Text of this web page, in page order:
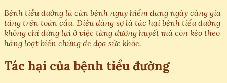
Bệnh tiểu đường là căn bệnh nguy hiểm đang ngày càng gia
tăng trên toàn cầu. Điều đáng sợ là tác hại bệnh tiểu đường
không chỉ dừng lại ở việc tăng đường huyết mà còn kéo theo
hàng loạt biến chứng đe dọa sức khỏe.
Tác hại của bệnh tiểu đường